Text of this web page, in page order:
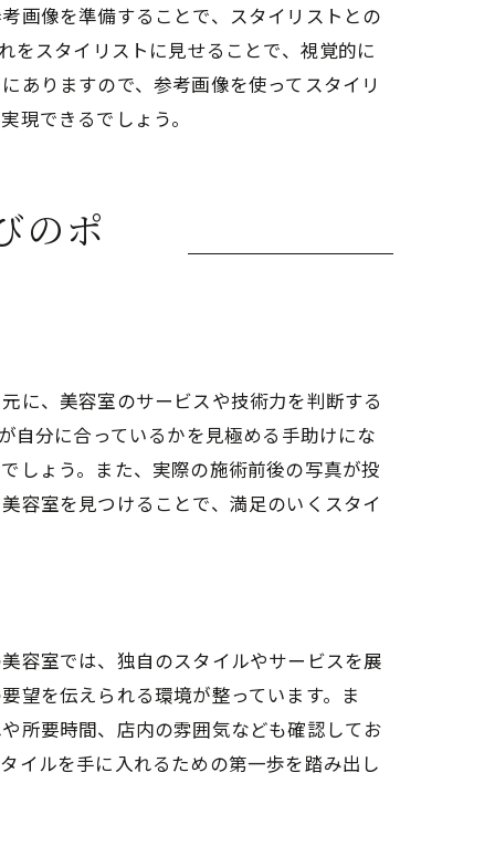
画像を準備することで、スタイリストとの
をスタイリストに見せることで、視覚的に
ありますので、参考画像を使ってスタイリ
現できるでしょう。
のポ
に、美容室のサービスや技術力を判断する
自分に合っているかを見極める手助けにな
しょう。また、実際の施術前後の写真が投
容室を見つけることで、満足のいくスタイ
容室では、独自のスタイルやサービスを展
望を伝えられる環境が整っています。ま
所要時間、店内の雰囲気なども確認してお
イルを手に入れるための第一歩を踏み出し